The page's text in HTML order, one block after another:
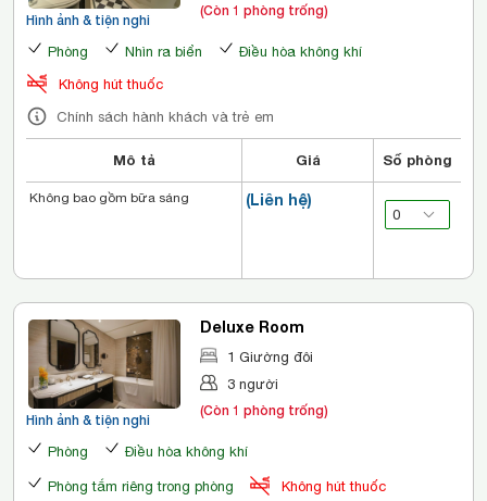
Hình ảnh & tiện nghi
(Còn 1 phòng trống)
Phòng Nhìn ra biển
Điều hòa không khí
Không hút thuốc
Chính sách hành khách và trẻ em
Mô tả Giá Số phòng
(Liên hệ)
Không bao gồm bữa sáng
Hình ảnh & tiện nghi
Deluxe Room
1 Giường đôi
3 người
(Còn 1 phòng trống)
Phòng Điều hòa không khí
Phòng tắm riêng trong phòng Không hút thuốc